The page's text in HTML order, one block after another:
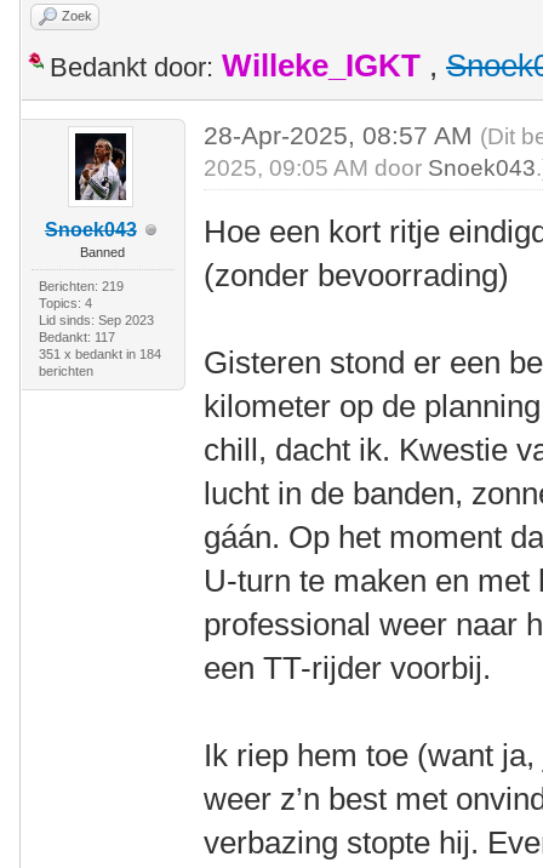
Zoek
Bedankt door: Willeke_IGKT ,
Snoek043
Banned
Berichten: 219
Topics: 4
Lid sinds: Sep 2023
Bedankt: 117
351 x bedankt in 184
berichten
28-Apr-2025, 08:57 AM (Dit
2025, 09:05 AM door Snoek043
Hoe een kort ritje
(zonder bevoorrading)
Gisteren stond er een
kilometer op de
chill, dacht ik. Kwestie
lucht in de banden,
gáán. Op het moment
U-turn te maken en met
professional weer naar
een TT-rijder voorbij.
Ik riep hem toe (want
weer z’n best met
verbazing stopte hij.